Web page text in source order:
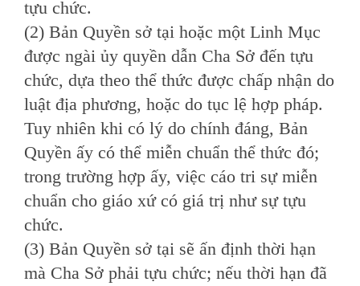
tựu chức.
(2) Bản Quyền sở tại hoặc một Linh Mục
được ngài ủy quyền dẫn Cha Sở đến tựu
chức, dựa theo thể thức được chấp nhận do
luật địa phương, hoặc do tục lệ hợp pháp.
Tuy nhiên khi có lý do chính đáng, Bản
Quyền ấy có thể miễn chuẩn thể thức đó;
trong trường hợp ấy, việc cáo tri sự miễn
chuẩn cho giáo xứ có giá trị như sự tựu
chức.
(3) Bản Quyền sở tại sẽ ấn định thời hạn
mà Cha Sở phải tựu chức; nếu thời hạn đã